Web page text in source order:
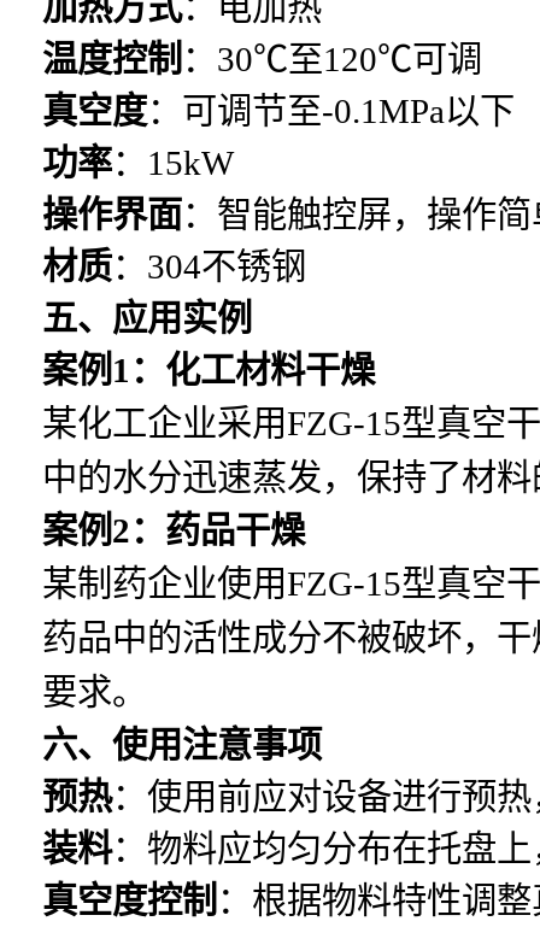
温度控制 ：30℃至120℃可调
真空度：可调节至-0.1MPa以下
功率：15kW
操作界面：智能触控屏，操作
材质：304不锈钢
五、应用实例
案例1：化工材料干燥
某化工企业采用FZG-15型真空
中的水分迅速蒸发，保持了材
案例2：药品干燥
某制药企业使用FZG-15型真空
药品中的活性成分不被破坏，
要求。
六、使用注意事项
预热：使用前应对设备进行预
装料：物料应均匀分布在托盘
真空度控制 ：根据物料特性调